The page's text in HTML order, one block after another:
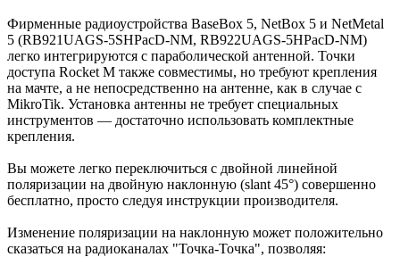
Фирменные радиоустройства BaseBox 5, NetBox 5 и NetMetal
5 (RB921UAGS-5SHPacD-NM, RB922UAGS-5HPacD-NM)
легко интегрируются с параболической антенной. Точки
доступа Rocket M также совместимы, но требуют крепления
на мачте, а не непосредственно на антенне, как в случае с
MikroTik. Установка антенны не требует специальных
инструментов — достаточно использовать комплектные
крепления.
Вы можете легко переключиться с двойной линейной
поляризации на двойную наклонную (slant 45°) совершенно
бесплатно, просто следуя инструкции производителя.
Изменение поляризации на наклонную может положительно
сказаться на радиоканалах "Точка-Точка", позволяя: